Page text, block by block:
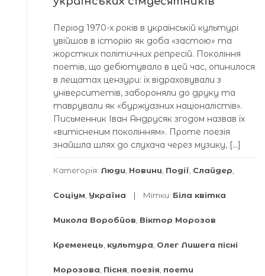
Період 1970-х років в українській культурі
увійшов в історію як доба «застою» та
жорстких політичних репресій. Покоління
поетів, що дебютувало в цей час, опинилося
в лещатах цензури: їх відраховували з
університетів, забороняли до друку та
таврували як «буржуазних націоналістів».
Письменник Іван Андрусяк згодом назвав їх
«витісненим поколінням». Проте поезія
знайшла шлях до слухача через музику, […]
Категорія: Люди Новини Події Слайдер
Соціум Україна Мітки: Біла квітка
Микола Воробйов Віктор Морозов
Кременець культура Олег Лишега пісні
Морозова Пісня поезія поети